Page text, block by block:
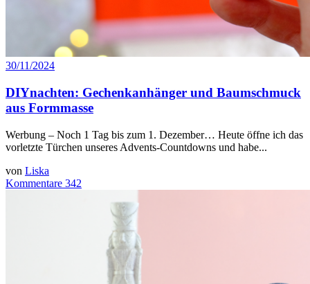
30/11/2024
DIYnachten: Gechenkanhänger und Baumschmuck
aus Formmasse
Werbung – Noch 1 Tag bis zum 1. Dezember… Heute öffne ich das
vorletzte Türchen unseres Advents-Countdowns und habe...
von Liska
Kommentare 342